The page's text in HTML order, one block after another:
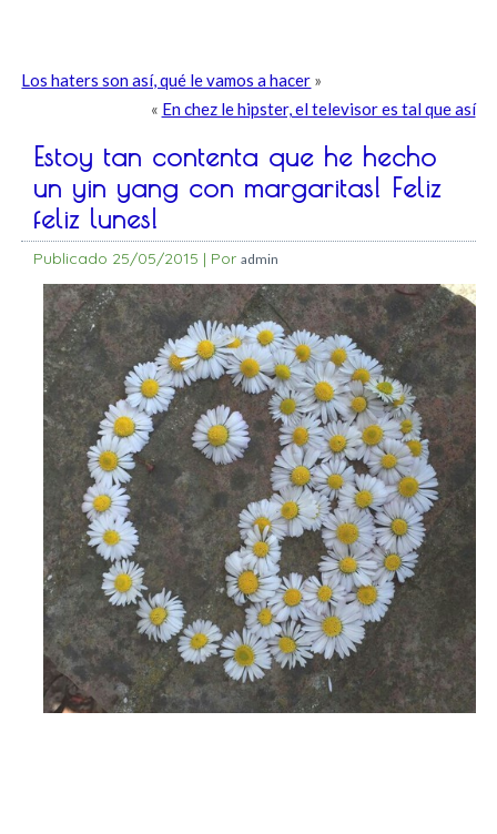
Los haters son así, qué le vamos a hacer »
« En chez le hipster, el televisor es tal que así
Estoy tan contenta que he hecho
un yin yang con margaritas! Feliz
feliz lunes!
Publicado 25/05/2015 | Por admin